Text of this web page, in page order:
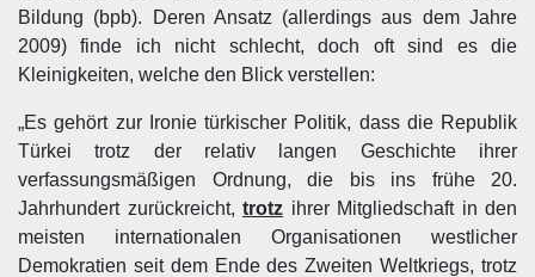
Bildung (bpb). Deren Ansatz (allerdings aus dem Jahre
2009) finde ich nicht schlecht, doch oft sind es die
Kleinigkeiten, welche den Blick verstellen:
„Es gehört zur Ironie türkischer Politik, dass die Republik
Türkei trotz der relativ langen Geschichte ihrer
verfassungsmäßigen Ordnung, die bis ins frühe 20.
Jahrhundert zurückreicht, trotz ihrer Mitgliedschaft in den
meisten internationalen Organisationen westlicher
Demokratien seit dem Ende des Zweiten Weltkriegs, trotz